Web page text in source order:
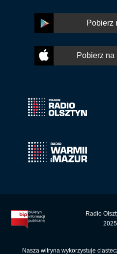
Pobierz
Pobierz na
Radio
2025
Nasza witryna wykorzystuje